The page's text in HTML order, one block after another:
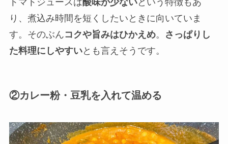
り、煮込み時間を短くしたいときに向いていま
す。そのぶんコクや旨みはひかえめ。
さっぱりし
た料理にしやすいとも言えそうです。
②カレー粉・豆乳を入れて温める